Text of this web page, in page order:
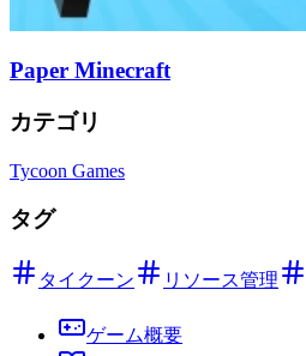
Paper Minecraft
カテゴリ
Tycoon Games
タグ
タイクーン リソース管理
ゲーム概要